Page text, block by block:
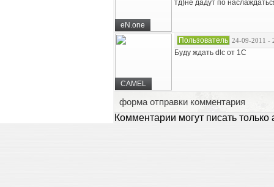
eN.one
тд)не дадут по
CAMEL
Пользователь 24-09-2011 -
Буду ждать dlc от 1С
форма отправки комментария
Комментарии могут писать